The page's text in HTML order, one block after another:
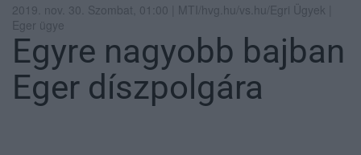
2019. nov. 30. Szombat, 01:00 | MTI/hvg.hu/vs.hu/Egri Ügyek |
Eger ügye
Egyre nagyobb bajban
Eger díszpolgára